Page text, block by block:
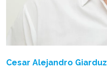
Cesar Alejandro Giarduz